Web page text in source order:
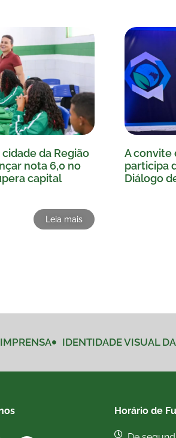
da Região
nota 6,0 no
capital
Leia mais
A convite
participa
Diálogo
IDENTIDADE VISUAL
Horário de